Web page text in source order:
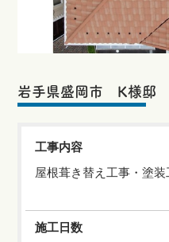
岩手県盛岡市 K様
工事内容
屋根葺き替え工事・塗
施工日数